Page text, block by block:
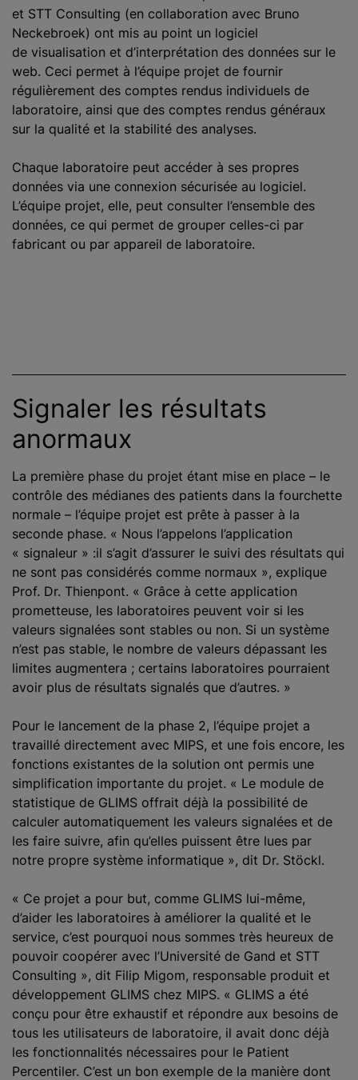
et STT Consulting (en collaboration avec Bruno
Neckebroek) ont mis au point un logiciel
de visualisation et d’interprétation des données sur le
web. Ceci permet à l’équipe projet de fournir
régulièrement des comptes rendus individuels de
laboratoire, ainsi que des comptes rendus généraux
sur la qualité et la stabilité des analyses.
Chaque laboratoire peut accéder à ses propres
données via une connexion sécurisée au logiciel.
L’équipe projet, elle, peut consulter l’ensemble des
données, ce qui permet de grouper celles-ci par
fabricant ou par appareil de laboratoire.
Signaler les résultats
anormaux
La première phase du projet étant mise en place – le
contrôle des médianes des patients dans la fourchette
normale – l’équipe projet est prête à passer à la
seconde phase. « Nous l’appelons l’application
« signaleur » :il s’agit d’assurer le suivi des résultats qui
ne sont pas considérés comme normaux », explique
Prof. Dr. Thienpont. « Grâce à cette application
prometteuse, les laboratoires peuvent voir si les
valeurs signalées sont stables ou non. Si un système
n’est pas stable, le nombre de valeurs dépassant les
limites augmentera ; certains laboratoires pourraient
avoir plus de résultats signalés que d’autres. »
Pour le lancement de la phase 2, l’équipe projet a
travaillé directement avec MIPS, et une fois encore, les
fonctions existantes de la solution ont permis une
simplification importante du projet. « Le module de
statistique de GLIMS offrait déjà la possibilité de
calculer automatiquement les valeurs signalées et de
les faire suivre, afin qu’elles puissent être lues par
notre propre système informatique », dit Dr. Stöckl.
« Ce projet a pour but, comme GLIMS lui-même,
d’aider les laboratoires à améliorer la qualité et le
service, c’est pourquoi nous sommes très heureux de
pouvoir coopérer avec l’Université de Gand et STT
Consulting », dit Filip Migom, responsable produit et
développement GLIMS chez MIPS. « GLIMS a été
conçu pour être exhaustif et répondre aux besoins de
tous les utilisateurs de laboratoire, il avait donc déjà
les fonctionnalités nécessaires pour le Patient
Percentiler. C’est un bon exemple de la manière dont